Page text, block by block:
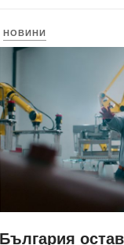
НОВИНИ
България